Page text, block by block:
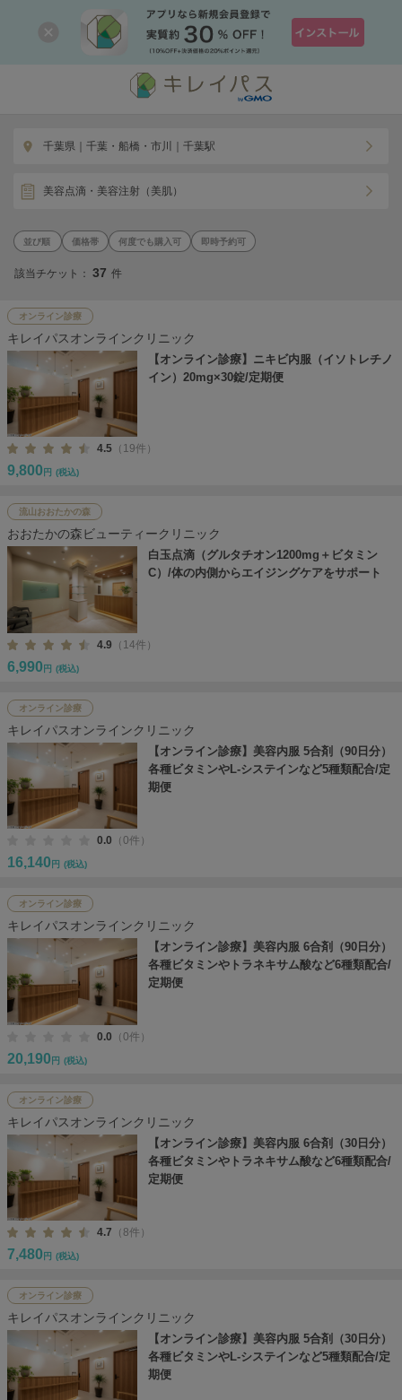
千葉県｜千葉・船橋・市川｜千葉駅
美容点滴・美容注射（美肌）
価格帯 何度でも購入可 即時予約可
該当チケット： 37 件
オンライン診療
キレイパスオンラインクリニック
【オンライン診療】ニキビ内服（イソトレチノ
イン）20mg×30錠/定期便
4.5 （19件）
9,800 円 (税込)
流山おおたかの森
おおたかの森ビューティークリニック
白玉点滴（グルタチオン1200mg＋ビタミン
C）/体の内側からエイジングケアをサポート
4.9 （14件）
6,990 円 (税込)
オンライン診療
キレイパスオンラインクリニック
【オンライン診療】美容内服 5合剤（90日分）
各種ビタミンやL-システインなど5種類配合/定
期便
0.0 （0件）
16,140 円 (税込)
オンライン診療
キレイパスオンラインクリニック
【オンライン診療】美容内服 6合剤（90日分）
各種ビタミンやトラネキサム酸など6種類配合/
定期便
0.0 （0件）
20,190 円 (税込)
オンライン診療
キレイパスオンラインクリニック
【オンライン診療】美容内服 6合剤（30日分）
各種ビタミンやトラネキサム酸など6種類配合/
定期便
4.7 （8件）
7,480 円 (税込)
オンライン診療
キレイパスオンラインクリニック
【オンライン診療】美容内服 5合剤（30日分）
各種ビタミンやL-システインなど5種類配合/定
期便